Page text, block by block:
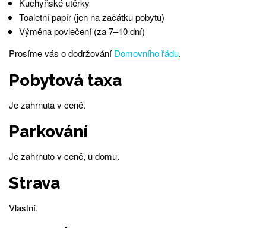
Kuchyňské utěrky
Toaletní papír (jen na začátku pobytu)
Výměna povlečení (za 7–10 dní)
Prosíme vás o dodržováníDomovního řádu.
Pobytová taxa
Je zahrnuta v ceně.
Parkování
Je zahrnuto v ceně, u domu.
Strava
Vlastní.